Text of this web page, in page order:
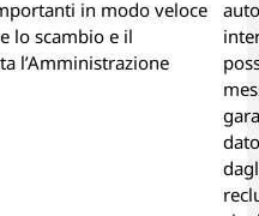
in modo veloce
lo scambio e il
l’Amministrazione